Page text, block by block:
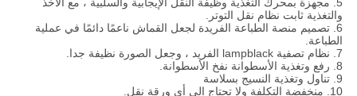
5. مجهزة بمحرك التغذية وظيفة النقل الإيجابية والسلبية ، مع الأخذ
والتغذية ثابت نظام نقل التوتر.
6. تصميم منصة الطباعة الفريدة لجعل القماش ناعمًا دائمًا في عملية
الطباعة.
7. نظام تصفية lampblack الفريد ، وجعل الصورة نظيفة جدا.
8. رفع وتغذية الأسطوانة نفخ الأسطوانة.
9. تناول وتغذية النسيج بسلاسة
10. منخفضة التكلفة ولا تحتاج إلى أي ورقة نقل.